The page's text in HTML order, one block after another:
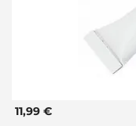
11,99 €